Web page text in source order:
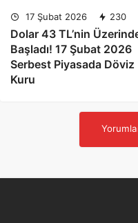
17 Şubat 2026 230
Dolar 43 TL’nin
Başladı! 17 Şubat 2026
Serbest Piyasada Döviz
Kuru